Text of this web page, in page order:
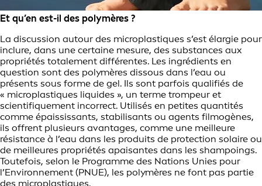
Et qu’en est-il des polymères ?
La discussion autour des microplastiques s’est élargie pour
inclure, dans une certaine mesure, des substances aux
propriétés totalement différentes. Les ingrédients en
question sont des polymères dissous dans l’eau ou
présents sous forme de gel. Ils sont parfois qualifiés de
« microplastiques liquides », un terme trompeur et
scientifiquement incorrect. Utilisés en petites quantités
comme épaississants, stabilisants ou agents filmogènes,
ils offrent plusieurs avantages, comme une meilleure
résistance à l’eau dans les produits de protection solaire ou
de meilleures propriétés apaisantes dans les shampoings.
Toutefois, selon le Programme des Nations Unies pour
l’Environnement (PNUE), les polymères ne font pas partie
des microplastiques.